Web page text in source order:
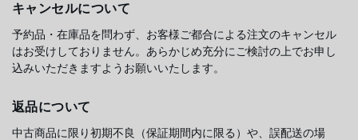
キャンセルについて
予約品・在庫品を問わず、お客様ご都合による注文のキャンセル
はお受けしておりません。あらかじめ充分にご検討の上でお申し
込みいただきますようお願いいたします。
返品について
中古商品に限り初期不良（保証期間内に限る）や、誤配送の場